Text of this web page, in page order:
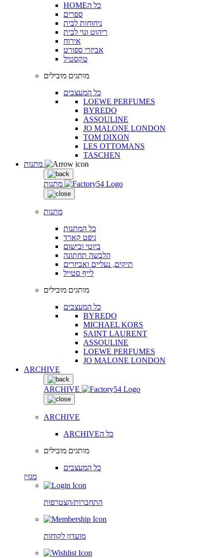
HOMEכל ה
ספרים
ניחוחות לבית
ריהוט ונוי לבית
אירוח
אביזרי ספורט
טקסטיל
מותגים מובילים
כל המעצבים
LOEWE PERFUMES
BYREDO
ASSOULINE
JO MALONE LONDON
TOM DIXON
LES OTTOMANS
TASCHEN
מתנות
מתנות
כל המתנות
גיפט קארד
ביוטי ובישום
הלבשה תחתונה
תיקים, נעליים ואביזרים
לייף סטייל
מותגים מובילים
כל המעצבים
BYREDO
MICHAEL KORS
SAINT LAURENT
ASSOULINE
LOEWE PERFUMES
JO MALONE LONDON
ARCHIVE
ARCHIVE
ARCHIVE
ARCHIVEכל ה
מותגים מובילים
כל המעצבים
מגזין
התחברות/הצטרפות
מועדון לקוחות